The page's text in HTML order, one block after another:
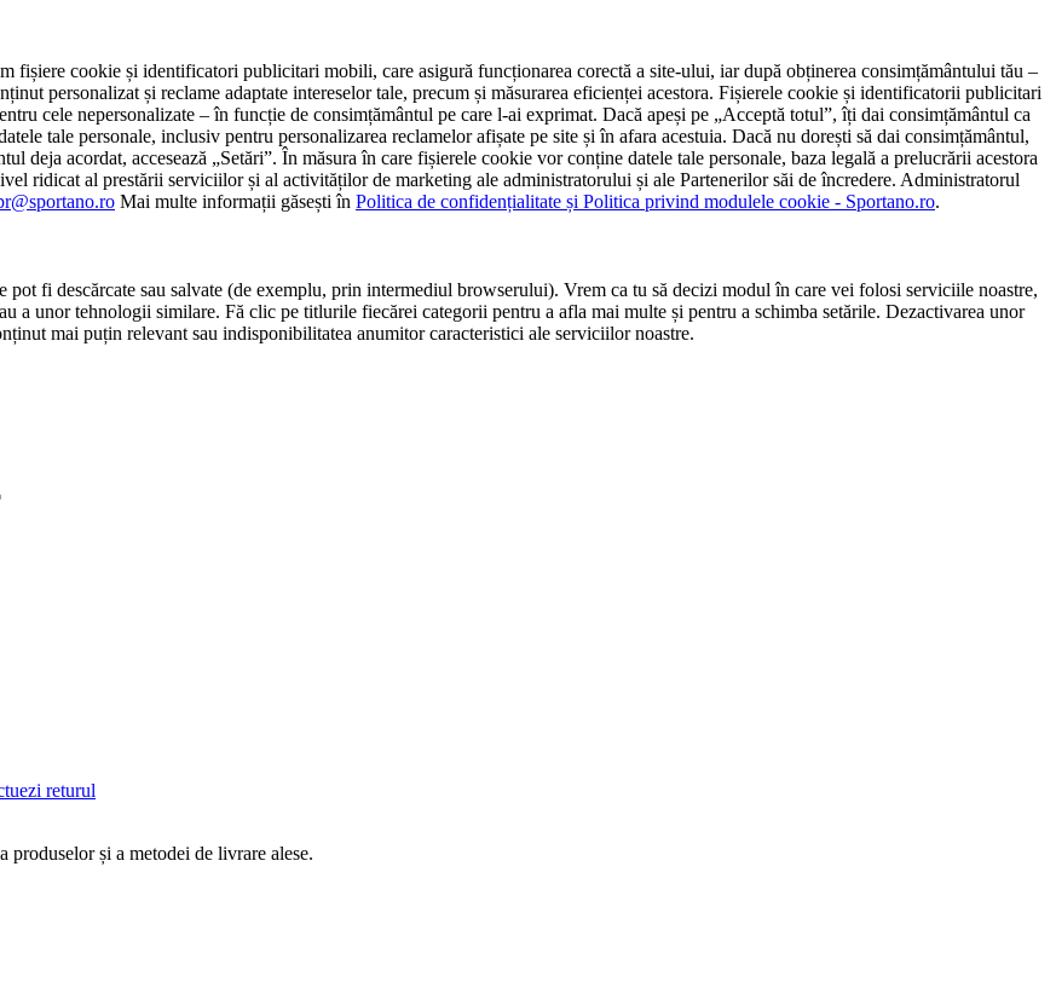
cookie și identificatori publicitari mobili, care asigură funcționarea corectă a site-ului, iar după obținerea consimțământului tău –
personalizat și reclame adaptate intereselor tale, precum și măsurarea eficienței acestora. Fișierele cookie și identificatorii publicitari
cele nepersonalizate – în funcție de consimțământul pe care l-ai exprimat. Dacă apeși pe „Acceptă totul”, îți dai consimțământul ca
tale personale, inclusiv pentru personalizarea reclamelor afișate pe site și în afara acestuia. Dacă nu dorești să dai consimțământul,
deja acordat, accesează „Setări”. În măsura în care fișierele cookie vor conține datele tale personale, baza legală a prelucrării acestora
ridicat al prestării serviciilor și al activităților de marketing ale administratorului și ale Partenerilor săi de încredere. Administratorul
Mai multe informații găsești în Politica de confidențialitate și Politica privind modulele cookie - Sportano.ro.
fi descărcate sau salvate (de exemplu, prin intermediul browserului). Vrem ca tu să decizi modul în care vei folosi serviciile noastre,
a unor tehnologii similare. Fă clic pe titlurile fiecărei categorii pentru a afla mai multe și pentru a schimba setările. Dezactivarea unor
mai puțin relevant sau indisponibilitatea anumitor caracteristici ale serviciilor noastre.
returul
și a metodei de livrare alese.